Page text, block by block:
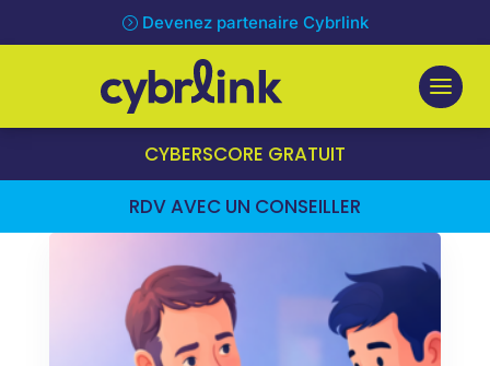
Devenez partenaire Cybrlink
CYBERSCORE GRATUIT
RDV AVEC UN CONSEILLER